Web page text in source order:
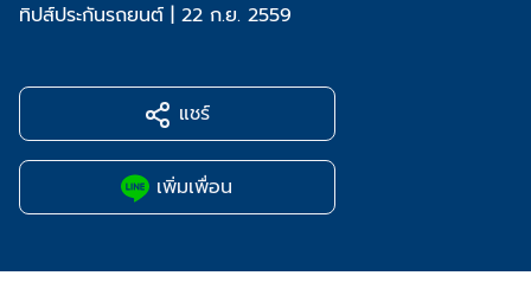
ทิปส์ประกันรถยนต์ | 22 ก.ย. 2559
แชร์
เพิ่มเพื่อน